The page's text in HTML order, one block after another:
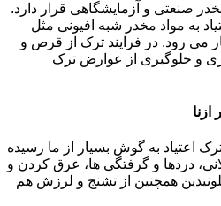
صنعتی و آزمایشگاهی قرار دارد.
به مواد مخدر شبه افیونی مثل
می رود. در فرایند ترک از قرص و
و جلوگیری از عوارض ترک
اعتیاد به گوش بسیار از ما رسیده
دردها و گرفتگی ها، عرق کردن و
همچنین از تشنج و لرزش هم